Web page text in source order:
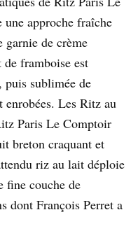
approche fraîche
garnie de crème
framboise est
puis sublimée de
enrobées. Les Ritz au
Paris Le Comptoir
breton craquant et
riz au lait déploie
fine couche de
dont François Perret a